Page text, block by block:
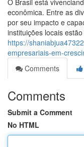
O Brasil está
econômica. Entre as
por seu impacto e
instituições locais estão
https://
empresariais-em-
Comments
Comments
Submit a Comment
No HTML